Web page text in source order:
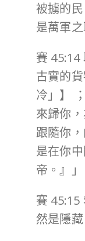
被擄的
是萬軍
賽 45:14
古實的
冷」】
來歸你
跟隨你
是在你
帝。』」
賽
然是隱